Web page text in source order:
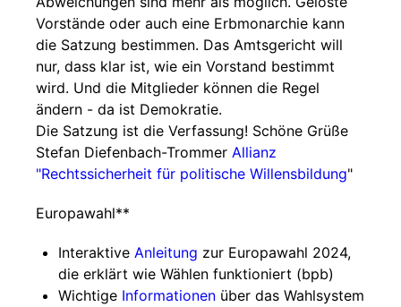
Vorstände oder auch eine Erbmonarchie kann
die Satzung bestimmen. Das Amtsgericht will
nur, dass klar ist, wie ein Vorstand bestimmt
wird. Und die Mitglieder können die Regel
ändern - da ist Demokratie.
Die Satzung ist die Verfassung! Schöne Grüße
Stefan Diefenbach-Trommer Allianz
"Rechtssicherheit für politische Willensbildung"
Europawahl**
Interaktive Anleitung zur Europawahl 2024,
die erklärt wie Wählen funktioniert (bpb)
Wichtige Informationen über das Wahlsystem